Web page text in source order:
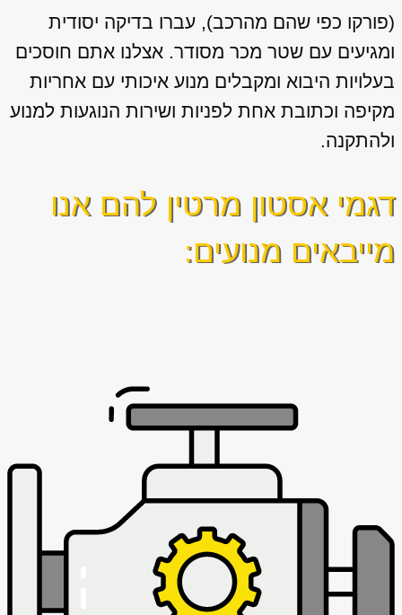
(פורקו כפי שהם מהרכב), עברו בדיקה יסודית
ומגיעים עם שטר מכר מסודר. אצלנו אתם חוסכים
בעלויות היבוא ומקבלים מנוע איכותי עם אחריות
מקיפה וכתובת אחת לפניות ושירות הנוגעות למנוע
ולהתקנה.
דגמי אסטון מרטין להם אנו
מייבאים מנועים: